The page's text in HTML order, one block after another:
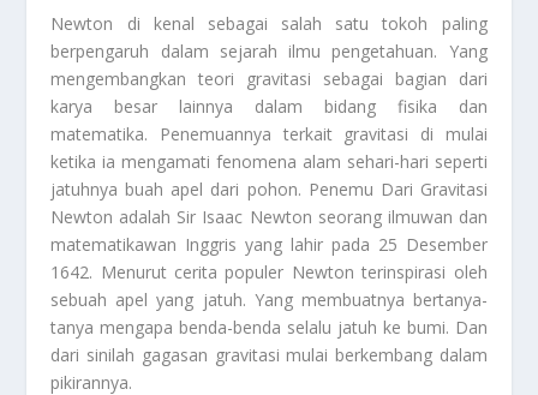
Newton di kenal sebagai salah satu tokoh paling
berpengaruh dalam sejarah ilmu pengetahuan. Yang
mengembangkan teori gravitasi sebagai bagian dari
karya besar lainnya dalam bidang fisika dan
matematika. Penemuannya terkait gravitasi di mulai
ketika ia mengamati fenomena alam sehari-hari seperti
jatuhnya buah apel dari pohon. Penemu Dari Gravitasi
Newton adalah Sir Isaac Newton seorang ilmuwan dan
matematikawan Inggris yang lahir pada 25 Desember
1642. Menurut cerita populer Newton terinspirasi oleh
sebuah apel yang jatuh. Yang membuatnya bertanya-
tanya mengapa benda-benda selalu jatuh ke bumi. Dan
dari sinilah gagasan gravitasi mulai berkembang dalam
pikirannya.